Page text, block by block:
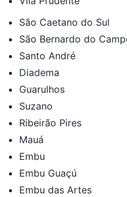
São Caetano do Sul
São Bernardo do
Santo André
Diadema
Guarulhos
Suzano
Ribeirão Pires
Mauá
Embu
Embu Guaçú
Embu das Artes